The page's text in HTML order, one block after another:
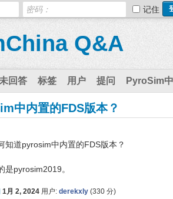
记住
Q&A
未回答 标签 用户 提问 PyroSim
中内置的FDS版本？
知道pyrosim中内置的FDS版本？
是pyrosim2019。
1月 2, 2024 用户: derekxly (330 分)